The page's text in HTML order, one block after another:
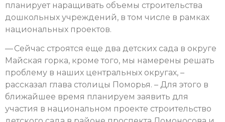
планирует наращивать объемы строительства
дошкольных учреждений, в том числе в рамках
национальных проектов.
— Сейчас строятся еще два детских сада в округе
Майская горка, кроме того, мы намерены решать
проблему в наших центральных округах, –
рассказал глава столицы Поморья. – Для этого в
ближайшее время планируем заявить для
участия в национальном проекте строительство